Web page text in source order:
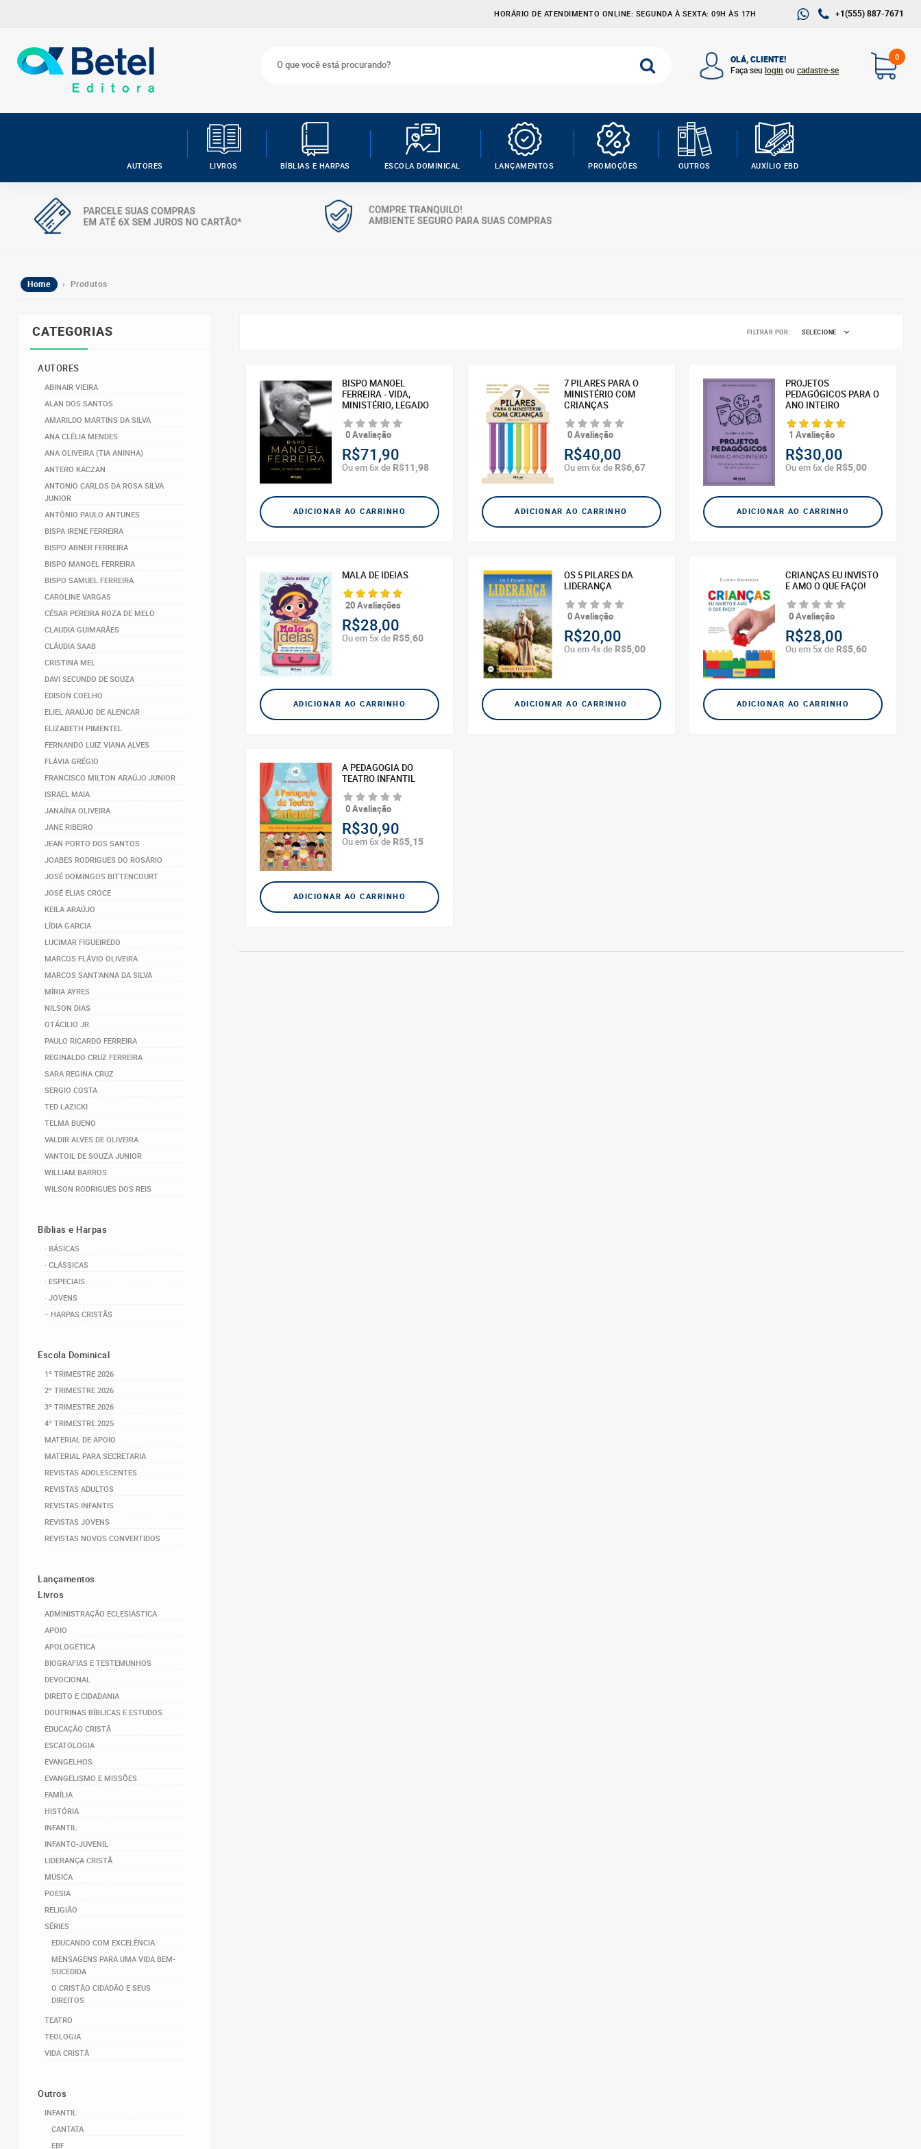
+1(555) 887-7671
HORÁRIO DE ATENDIMENTO ONLINE: SEGUNDA À SEXTA: 09H ÀS 17H
0
OLÁ, CLIENTE!
Faça seu login ou cadastre-se
AUTORES LIVROS BÍBLIAS E HARPAS ESCOLA DOMINICAL LANÇAMENTOS PROMOÇÕES OUTROS AUXÍLIO EBD
Home › Produtos
CATEGORIAS
AUTORES
ABINAIR VIEIRA
ALAN DOS SANTOS
AMARILDO MARTINS DA SILVA
ANA CLÉLIA MENDES
ANA OLIVEIRA (TIA ANINHA)
ANTERO KACZAN
ANTONIO CARLOS DA ROSA SILVA
JUNIOR
ANTÔNIO PAULO ANTUNES
BISPA IRENE FERREIRA
BISPO ABNER FERREIRA
BISPO MANOEL FERREIRA
BISPO SAMUEL FERREIRA
CAROLINE VARGAS
CÉSAR PEREIRA ROZA DE MELO
CLAUDIA GUIMARÃES
CLÁUDIA SAAB
CRISTINA MEL
DAVI SECUNDO DE SOUZA
EDISON COELHO
ELIEL ARAÚJO DE ALENCAR
ELIZABETH PIMENTEL
FERNANDO LUIZ VIANA ALVES
FLÁVIA GRÉGIO
FRANCISCO MILTON ARAÚJO JUNIOR
ISRAEL MAIA
JANAÍNA OLIVEIRA
JANE RIBEIRO
JEAN PORTO DOS SANTOS
JOABES RODRIGUES DO ROSÁRIO
JOSÉ DOMINGOS BITTENCOURT
JOSÉ ELIAS CROCE
KEILA ARAÚJO
LÍDIA GARCIA
LUCIMAR FIGUEIREDO
MARCOS FLÁVIO OLIVEIRA
MARCOS SANT'ANNA DA SILVA
MÍRIA AYRES
NILSON DIAS
OTÁCILIO JR.
PAULO RICARDO FERREIRA
REGINALDO CRUZ FERREIRA
SARA REGINA CRUZ
SERGIO COSTA
TED LAZICKI
TELMA BUENO
VALDIR ALVES DE OLIVEIRA
VANTOIL DE SOUZA JUNIOR
WILLIAM BARROS
WILSON RODRIGUES DOS REIS
Bíblias e Harpas
· BÁSICAS
· CLÁSSICAS
· ESPECIAIS
· JOVENS
·· HARPAS CRISTÃS
Escola Dominical
1º TRIMESTRE 2026
2º TRIMESTRE 2026
3º TRIMESTRE 2026
4º TRIMESTRE 2025
MATERIAL DE APOIO
MATERIAL PARA SECRETARIA
REVISTAS ADOLESCENTES
REVISTAS ADULTOS
REVISTAS INFANTIS
REVISTAS JOVENS
REVISTAS NOVOS CONVERTIDOS
Lançamentos
Livros
ADMINISTRAÇÃO ECLESIÁSTICA
APOIO
APOLOGÉTICA
BIOGRAFIAS E TESTEMUNHOS
DEVOCIONAL
DIREITO E CIDADANIA
DOUTRINAS BÍBLICAS E ESTUDOS
EDUCAÇÃO CRISTÃ
ESCATOLOGIA
EVANGELHOS
EVANGELISMO E MISSÕES
FAMÍLIA
HISTÓRIA
INFANTIL
INFANTO-JUVENIL
LIDERANÇA CRISTÃ
MÚSICA
POESIA
RELIGIÃO
SÉRIES
EDUCANDO COM EXCELÊNCIA
MENSAGENS PARA UMA VIDA BEM-
SUCEDIDA
O CRISTÃO CIDADÃO E SEUS
DIREITOS
TEATRO
TEOLOGIA
VIDA CRISTÃ
Outros
INFANTIL
CANTATA
EBF
FILTRAR POR: SELECIONE
BISPO MANOEL
FERREIRA - VIDA,
MINISTÉRIO, LEGADO
0 Avaliação
R$71,90
Ou em 6x de R$11,98
ADICIONAR AO CARRINHO
7 PILARES PARA O
MINISTÉRIO COM
CRIANÇAS
0 Avaliação
R$40,00
Ou em 6x de R$6,67
ADICIONAR AO CARRINHO
PROJETOS
PEDAGÓGICOS PARA O
ANO INTEIRO
1 Avaliação
R$30,00
Ou em 6x de R$5,00
ADICIONAR AO CARRINHO
MALA DE IDEIAS
20 Avaliações
R$28,00
Ou em 5x de R$5,60
ADICIONAR AO CARRINHO
OS 5 PILARES DA
LIDERANÇA
0 Avaliação
R$20,00
Ou em 4x de R$5,00
ADICIONAR AO CARRINHO
CRIANÇAS EU INVISTO
E AMO O QUE FAÇO!
0 Avaliação
R$28,00
Ou em 5x de R$5,60
ADICIONAR AO CARRINHO
A PEDAGOGIA DO
TEATRO INFANTIL
0 Avaliação
R$30,90
Ou em 6x de R$5,15
ADICIONAR AO CARRINHO